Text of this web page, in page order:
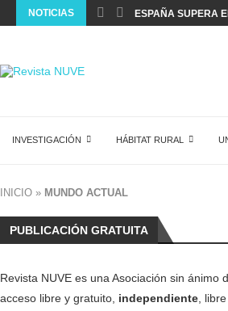
NOTICIAS ESPAÑA SUPERA
INVESTIGACIÓN HÁBITAT RURAL
INICIO » MUNDO ACTUAL
PUBLICACIÓN GRATUITA
Revista NUVE es una Asociación sin ánimo
acceso libre y gratuito, independiente ,